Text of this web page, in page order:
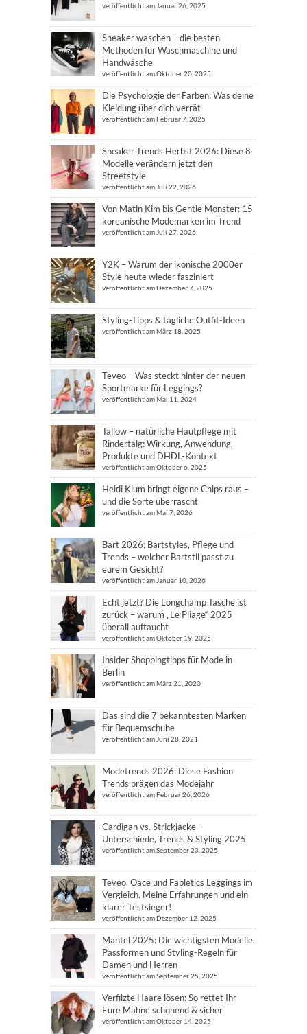
veröffentlicht am Januar 26, 2025
Sneaker waschen – die besten
Methoden für Waschmaschine und
Handwäsche
veröffentlicht am Oktober 20, 2025
Die Psychologie der Farben: Was deine
Kleidung über dich verrät
veröffentlicht am Februar 7, 2025
Sneaker Trends Herbst 2026: Diese 8
Modelle verändern jetzt den
Streetstyle
veröffentlicht am Juli 22, 2026
Von Matin Kim bis Gentle Monster: 15
koreanische Modemarken im Trend
veröffentlicht am Juli 27, 2026
Y2K – Warum der ikonische 2000er
Style heute wieder fasziniert
veröffentlicht am Dezember 7, 2025
Styling-Tipps & tägliche Outfit-Ideen
veröffentlicht am März 18, 2025
Teveo – Was steckt hinter der neuen
Sportmarke für Leggings?
veröffentlicht am Mai 11, 2024
Tallow – natürliche Hautpflege mit
Rindertalg: Wirkung, Anwendung,
Produkte und DHDL-Kontext
veröffentlicht am Oktober 6, 2025
Heidi Klum bringt eigene Chips raus –
und die Sorte überrascht
veröffentlicht am Mai 7, 2026
Bart 2026: Bartstyles, Pflege und
Trends – welcher Bartstil passt zu
eurem Gesicht?
veröffentlicht am Januar 10, 2026
Echt jetzt? Die Longchamp Tasche ist
zurück – warum „Le Pliage“ 2025
überall auftaucht
veröffentlicht am Oktober 19, 2025
Insider Shoppingtipps für Mode in
Berlin
veröffentlicht am März 21, 2020
Das sind die 7 bekanntesten Marken
für Bequemschuhe
veröffentlicht am Juni 28, 2021
Modetrends 2026: Diese Fashion
Trends prägen das Modejahr
veröffentlicht am Februar 26, 2026
Cardigan vs. Strickjacke –
Unterschiede, Trends & Styling 2025
veröffentlicht am September 23, 2025
Teveo, Oace und Fabletics Leggings im
Vergleich. Meine Erfahrungen und ein
klarer Testsieger!
veröffentlicht am Dezember 12, 2025
Mantel 2025: Die wichtigsten Modelle,
Passformen und Styling-Regeln für
Damen und Herren
veröffentlicht am September 25, 2025
Verfilzte Haare lösen: So rettet Ihr
Eure Mähne schonend & sicher
veröffentlicht am Oktober 14, 2025